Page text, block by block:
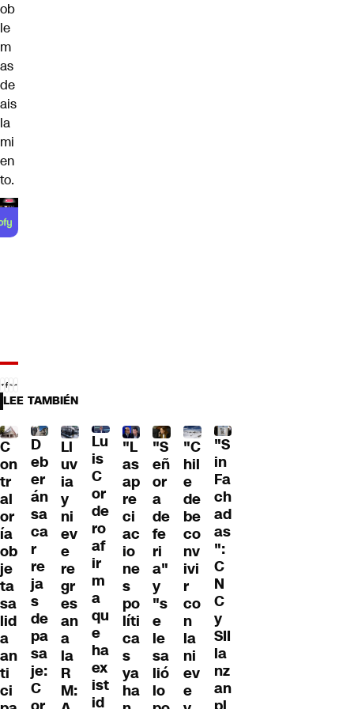
ob
le
m
as
de
ais
la
mi
en
to.
LEE TAMBIÉN
C
on
tr
al
or
ía
ob
je
ta
sa
lid
a
an
ti
ci
D
eb
er
án
sa
ca
r
re
ja
s
de
pa
sa
je:
C
Ll
uv
ia
y
ni
ev
e
re
gr
es
an
a
la
R
M:
Lu
is
C
or
de
ro
af
ir
m
a
qu
e
ha
ex
ist
id
"L
as
ap
re
ci
ac
io
ne
s
po
líti
ca
s
ya
ha
"S
eñ
or
a
de
fe
ri
a"
y
"s
e
le
sa
lió
lo
"C
hil
e
de
be
co
nv
ivi
r
co
n
la
ni
ev
e
"S
in
Fa
ch
ad
as
":
C
N
C
y
SII
la
nz
an